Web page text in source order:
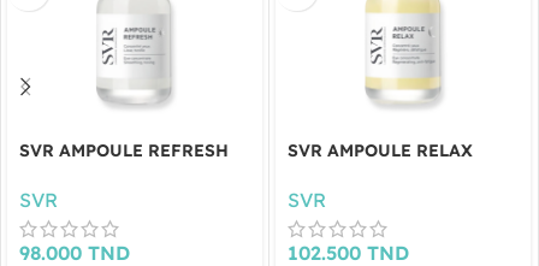
SVR AMPOULE REFRESH
SVR
98.000 TND
SVR AMPOULE RELAX
SVR
102.500 TND